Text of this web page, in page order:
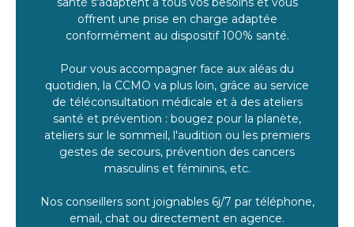
offrent une prise en charge adaptée
conformément au dispositif 100% santé.
Pour vous accompagner face aux aléas du
quotidien, la CCMO va plus loin, grâce au service
de téléconsultation médicale et à des ateliers
santé et prévention : bougez pour la planète,
ateliers sur le sommeil, l'audition ou les premiers
gestes de secours, prévention des cancers
masculins et féminins, etc.
Nos conseillers sont joignables 6j/7 par téléphone,
email, chat ou directement en agence.